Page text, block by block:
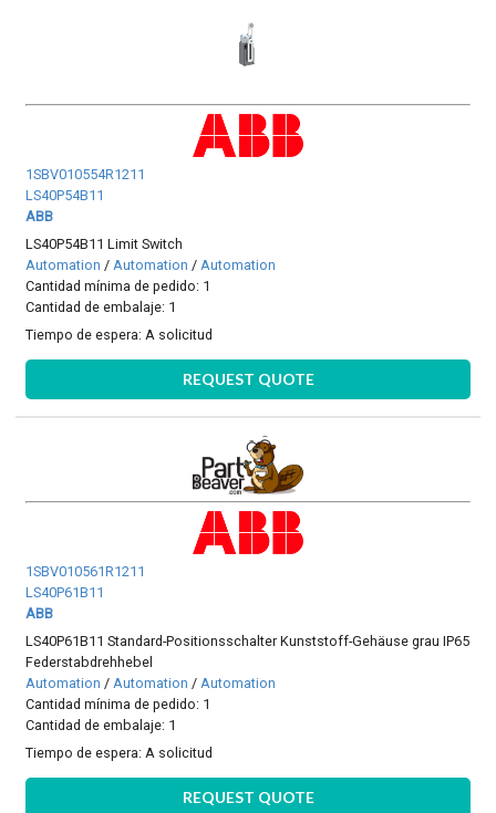
1SBV010554R1211
LS40P54B11
ABB
LS40P54B11 Limit Switch
Automation /Automation /Automation
Cantidad mínima de pedido: 1
Cantidad de embalaje: 1
Tiempo de espera:A solicitud
REQUEST QUOTE
1SBV010561R1211
LS40P61B11
ABB
LS40P61B11 Standard-Positionsschalter Kunststoff-Gehäuse grau IP65
Federstabdrehhebel
Automation /Automation /Automation
Cantidad mínima de pedido: 1
Cantidad de embalaje: 1
Tiempo de espera:A solicitud
REQUEST QUOTE